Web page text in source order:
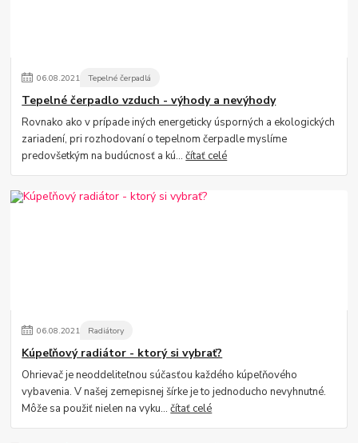
06.08.2021 Tepelné čerpadlá
Tepelné čerpadlo vzduch - výhody a nevýhody
Rovnako ako v prípade iných energeticky úsporných a ekologických
zariadení, pri rozhodovaní o tepelnom čerpadle myslíme
predovšetkým na budúcnosť a kú...čítať celé
06.08.2021 Radiátory
Kúpeľňový radiátor - ktorý si vybrať?
Ohrievač je neoddeliteľnou súčasťou každého kúpeľňového
vybavenia. V našej zemepisnej šírke je to jednoducho nevyhnutné.
Môže sa použiť nielen na vyku...čítať celé